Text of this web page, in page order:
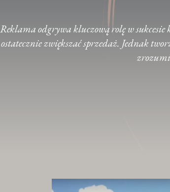
Reklama odgrywa kluczową rolę w
ostatecznie zwiększać sprzedaż. Jednak